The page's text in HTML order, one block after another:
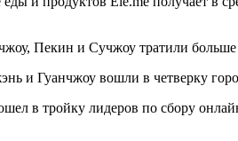
Пекин и Сучжоу тратили
и Гуанчжоу вошли в четверку
в тройку лидеров по сбору